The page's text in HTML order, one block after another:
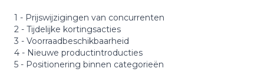
1 - Prijswijzigingen van concurrenten
2 - Tijdelijke kortingsacties
3 - Voorraadbeschikbaarheid
4 - Nieuwe productintroducties
5 - Positionering binnen categorieën